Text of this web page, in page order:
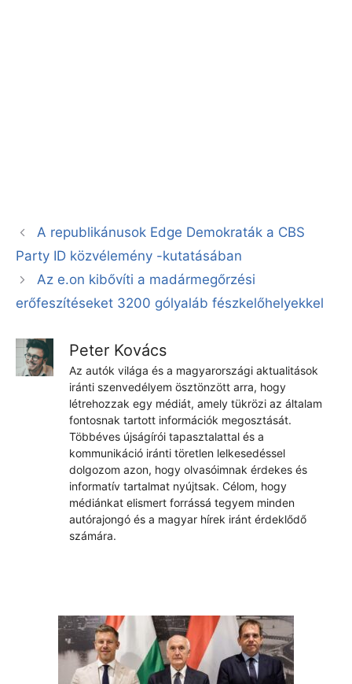
A republikánusok Edge Demokraták a CBS
Party ID közvélemény -kutatásában
Az e.on kibővíti a madármegőrzési
erőfeszítéseket 3200 gólyaláb fészkelőhelyekkel
Peter Kovács
Az autók világa és a magyarországi aktualitások
iránti szenvedélyem ösztönzött arra, hogy
létrehozzak egy médiát, amely tükrözi az általam
fontosnak tartott információk megosztását.
Többéves újságírói tapasztalattal és a
kommunikáció iránti töretlen lelkesedéssel
dolgozom azon, hogy olvasóimnak érdekes és
informatív tartalmat nyújtsak. Célom, hogy
médiánkat elismert forrássá tegyem minden
autórajongó és a magyar hírek iránt érdeklődő
számára.